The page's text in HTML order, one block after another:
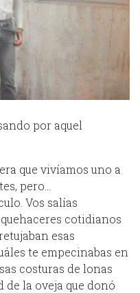
por aquel
que vivíamos uno a
pero…
Vos salías
cotidianos
esas
te empecinabas en
costuras de lonas
de la oveja que donó